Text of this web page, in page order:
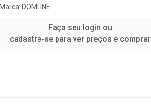
Marca: DOMLINE
Faça seu login ou
cadastre-se para ver preços e comprar